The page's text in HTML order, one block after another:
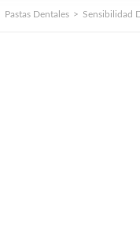
Pastas Dentales Sensibilidad